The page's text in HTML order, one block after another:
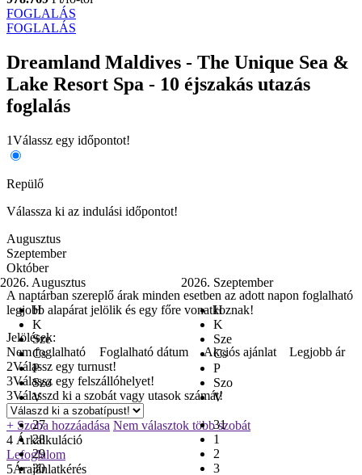
FOGLALÁS
FOGLALÁS
Dreamland Maldives - The Unique Sea &
Lake Resort Spa - 10 éjszakás utazás
foglalás
1Válassz egy időpontot!
Repülő
Válassza ki az indulási időpontot!
Augusztus
Szeptember
Október
2026. Augusztus
H
K
Sze
Cs
P
Szo
V
27
28
29
30
2026. Szeptember
H
K
Sze
Cs
P
Szo
V
31
1
2
3
A naptárban szereplő árak minden esetben az adott napon foglalható
legjobb alapárat jelölik és egy főre vonatkoznak!
Jelölések:
Nem foglalható
Foglalható dátum Akciós ajánlat
Legjobb ár
2Válassz egy turnust!
3Válassz egy felszállóhelyet!
3Válasszd ki a szobát vagy utasok számát!
+ Szoba hozzáadása Nem választok több szobát
4 Árkalkuláció
Lefoglalom
5Árajánlatkérés